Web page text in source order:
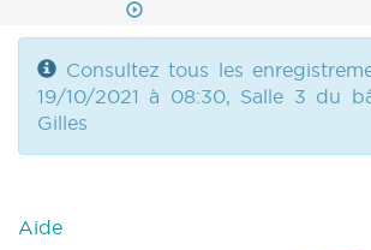
Consultez tous les
19/10/2021 à 08:30, Salle 3 du
Gilles
Aide